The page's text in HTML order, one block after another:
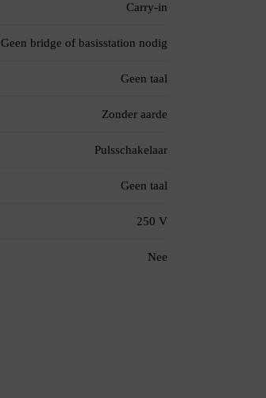
Carry-in
Geen bridge of basisstation nodig
Geen taal
Zonder aarde
Pulsschakelaar
Geen taal
250 V
Nee